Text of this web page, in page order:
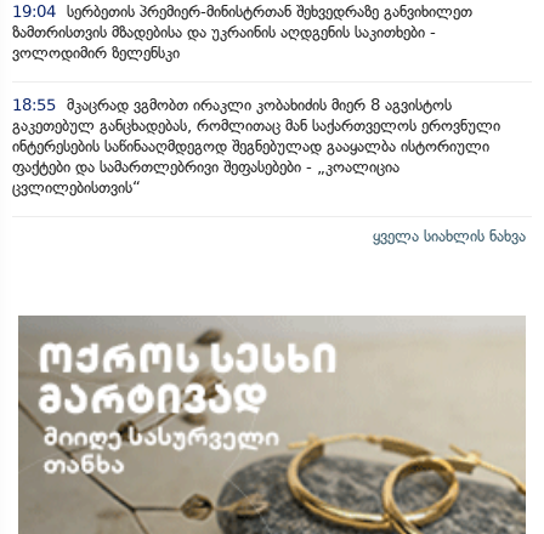
19:04 სერბეთის პრემიერ-მინისტრთან შეხვედრაზე განვიხილეთ
ზამთრისთვის მზადებისა და უკრაინის აღდგენის საკითხები -
ვოლოდიმირ ზელენსკი
18:55 მკაცრად ვგმობთ ირაკლი კობახიძის მიერ 8 აგვისტოს
გაკეთებულ განცხადებას, რომლითაც მან საქართველოს ეროვნული
ინტერესების საწინააღმდეგოდ შეგნებულად გააყალბა ისტორიული
ფაქტები და სამართლებრივი შეფასებები - „კოალიცია
ცვლილებისთვის“
ყველა სიახლის ნახვა